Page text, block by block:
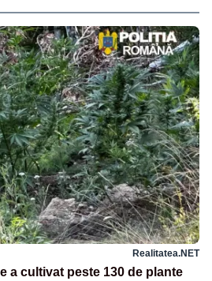
Realitatea.NET
a cultivat peste 130 de plante